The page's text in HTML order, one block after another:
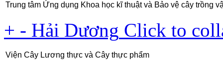
Trung tâm Ứng dụng Khoa học kĩ thuật và Bảo vệ cây trồng
+ - Hải Dương Click to
Viện Cây Lương thực và Cây thực phẩm